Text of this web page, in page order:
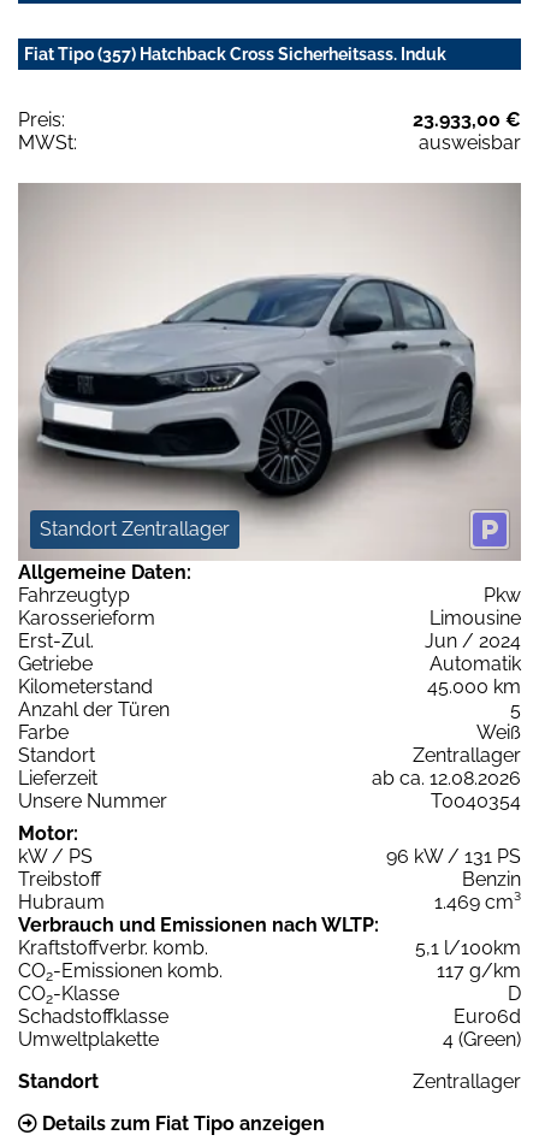
Fiat Tipo (357) Hatchback Cross Sicherheitsass. Induk
Preis:
23.933,00 €
MWSt:
ausweisbar
Standort Zentrallager
Allgemeine Daten:
Fahrzeugtyp
Pkw
Karosserieform
Limousine
Erst-Zul.
Jun / 2024
Getriebe
Automatik
Kilometerstand
45.000 km
Anzahl der Türen
5
Farbe
Weiß
Standort
Zentrallager
Lieferzeit
ab ca. 12.08.2026
Unsere Nummer
T0040354
Motor:
kW / PS
96 kW / 131 PS
Treibstoff
Benzin
Hubraum
1.469 cm³
Verbrauch und Emissionen nach WLTP:
Kraftstoffverbr. komb.
5,1 l/100km
CO2-Emissionen komb.
117 g/km
CO2-Klasse
D
Schadstoffklasse
Euro6d
Umweltplakette
4 (Green)
Standort
Zentrallager
Details zum Fiat Tipo anzeigen